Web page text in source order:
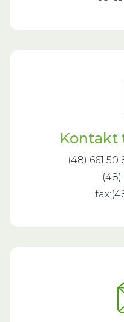
Kontakt
(48) 661 50
(48)